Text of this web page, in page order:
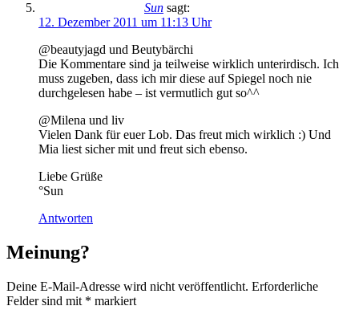
Sun sagt:
12. Dezember 2011 um 11:13 Uhr
@beautyjagd und Beutybärchi
Die Kommentare sind ja teilweise wirklich unterirdisch. Ich
muss zugeben, dass ich mir diese auf Spiegel noch nie
durchgelesen habe – ist vermutlich gut so^^
@Milena und liv
Vielen Dank für euer Lob. Das freut mich wirklich :) Und
Mia liest sicher mit und freut sich ebenso.
Liebe Grüße
°Sun
Antworten
Meinung?
Deine E-Mail-Adresse wird nicht veröffentlicht. Erforderliche
Felder sind mit * markiert